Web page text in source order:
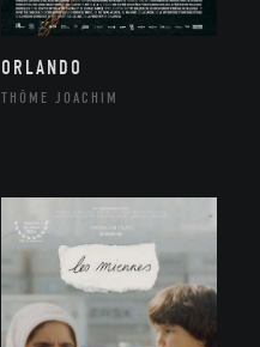
ORLANDO
THÔME JOACHIM